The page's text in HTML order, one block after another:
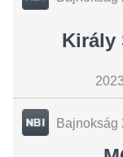
Király
Bajnokság